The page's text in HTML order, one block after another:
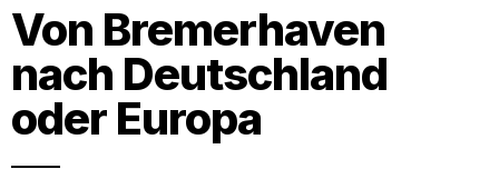
Von Bremerhaven
nach Deutschland
oder Europa